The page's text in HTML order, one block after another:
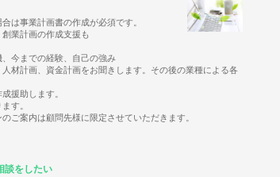
は事業計画書の作成が必須です。
業計画の作成支援も
今までの経験、自己の強み
計画、資金計画をお聞きします。その後の業種による各
援助します。
す。
ご案内は顧問先様に限定させていただきます。
談をしたい